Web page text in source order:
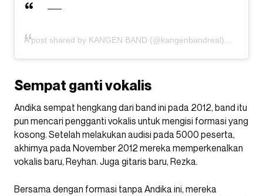
A post shared by KANGEN BAND (@kangenbandreal)
Sempat ganti vokalis
Andika sempat hengkang dari band ini pada 2012, band itu
pun mencari pengganti vokalis untuk mengisi formasi yang
kosong. Setelah melakukan audisi pada 5000 peserta,
akhirnya pada November 2012 mereka memperkenalkan
vokalis baru, Reyhan. Juga gitaris baru, Rezka.
Bersama dengan formasi tanpa Andika ini, mereka